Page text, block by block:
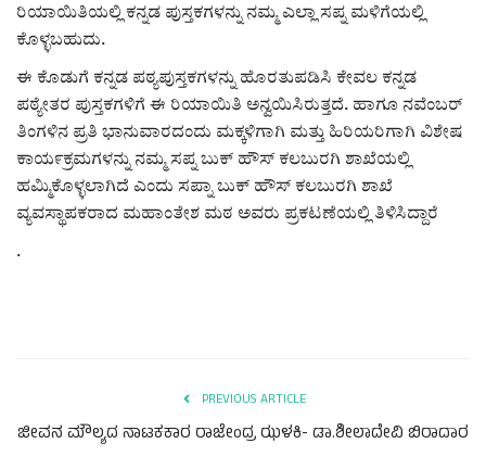
ಪತ್ರಕರ್ತರ ಪರಿಚಯ
ಸಂಪಾದಕೀಯ
ಕವನ
Digital Subscription
ರಿಯಾಯಿತಿಯಲ್ಲಿ ಕನ್ನಡ ಪುಸ್ತಕಗಳನ್ನು ನಮ್ಮ ಎಲ್ಲಾ ಸಪ್ನ ಮಳಿಗೆಯಲ್ಲಿ
ಕೊಳ್ಳಬಹುದು.
ಈ ಕೊಡುಗೆ ಕನ್ನಡ ಪಠ್ಯಪುಸ್ತಕಗಳನ್ನು ಹೊರತುಪಡಿಸಿ ಕೇವಲ ಕನ್ನಡ
ಪಠ್ಯೇತರ ಪುಸ್ತಕಗಳಿಗೆ ಈ ರಿಯಾಯಿತಿ ಅನ್ವಯಿಸಿರುತ್ತದೆ. ಹಾಗೂ ನವೆಂಬರ್
ತಿಂಗಳಿನ ಪ್ರತಿ ಭಾನುವಾರದಂದು ಮಕ್ಕಳಿಗಾಗಿ ಮತ್ತು ಹಿರಿಯರಿಗಾಗಿ ವಿಶೇಷ
ಕಾಯ೯ಕ್ರಮಗಳನ್ನು ನಮ್ಮ ಸಪ್ನ ಬುಕ್ ಹೌಸ್ ಕಲಬುರಗಿ ಶಾಖೆಯಲ್ಲಿ
ಹಮ್ಮಿಕೊಳ್ಳಲಾಗಿದೆ ಎಂದು ಸಪ್ನಾ ಬುಕ್ ಹೌಸ್ ಕಲಬುರಗಿ ಶಾಖೆ
ವ್ಯವಸ್ಥಾಪಕರಾದ ಮಹಾಂತೇಶ ಮಠ ಅವರು ಪ್ರಕಟಣೆಯಲ್ಲಿ ತಿಳಿಸಿದ್ದಾರೆ
.
PREVIOUS ARTICLE
ಜೀವನ ಮೌಲ್ಯದ ನಾಟಕಕಾರ ರಾಜೇಂದ್ರ ಝಳಕಿ- ಡಾ.ಶೀಲಾದೇವಿ ಬಿರಾದಾರ